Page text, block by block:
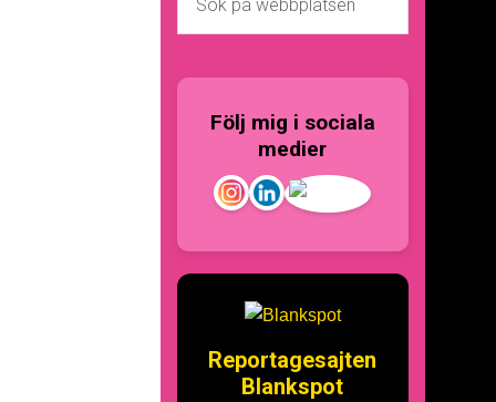
Följ mig i sociala
medier
Reportagesajten
Blankspot